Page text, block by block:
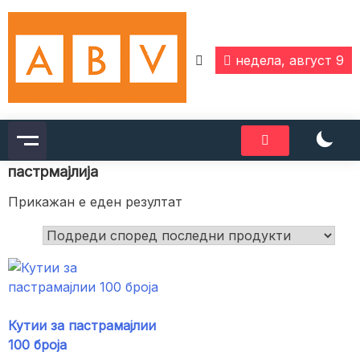
Skip
content
недела, август 9
пастрмајлија
Прикажан е еден резултат
Кутии за пастрамајлии
100 броја